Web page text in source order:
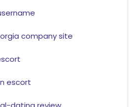
company site
escort